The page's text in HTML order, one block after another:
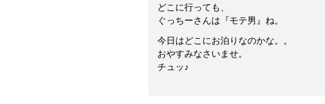
どこに行っても、
ぐっちーさんは『モテ男』ね。
今日はどこにお泊りなのかな。。
おやすみなさいませ。
チュッ♪